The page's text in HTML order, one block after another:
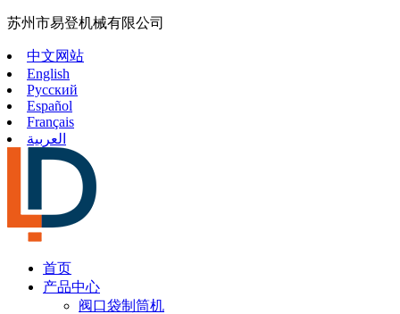
苏州市易登机械有限公司
中文网站
English
Русский
Español
Français
العربية
首页
产品中心
阀口袋制筒机